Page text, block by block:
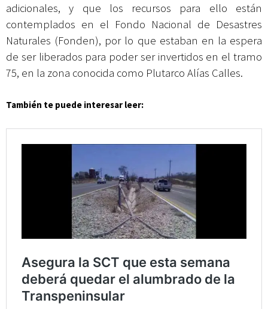
adicionales, y que los recursos para ello están
contemplados en el Fondo Nacional de Desastres
Naturales (Fonden), por lo que estaban en la espera
de ser liberados para poder ser invertidos en el tramo
75, en la zona conocida como Plutarco Alías Calles.
También te puede interesar leer: